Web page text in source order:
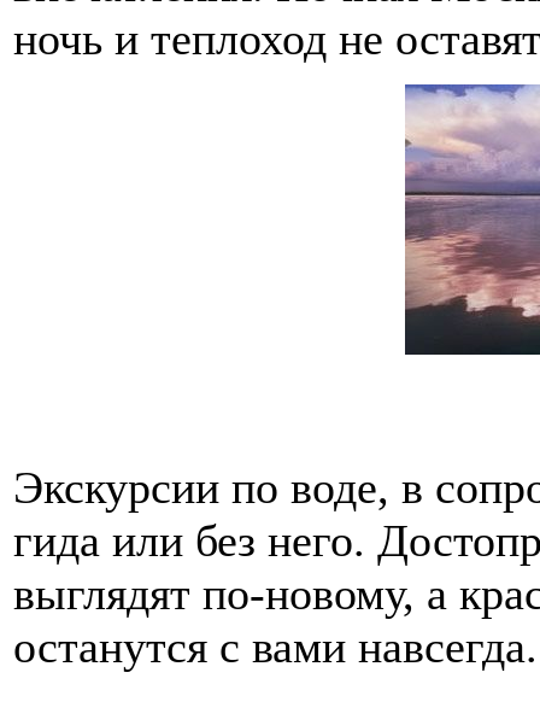
ночь и теплоход не
Экскурсии по воде, в
гида или без него.
выглядят по-новому, а
останутся с вами навсегда.